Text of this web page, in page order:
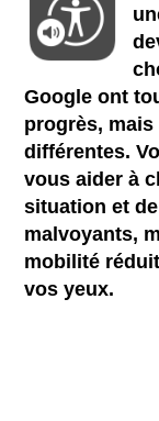
Google ont
progrès,
différentes.
vous aider à
situation et
malvoyants,
mobilité
vos yeux.